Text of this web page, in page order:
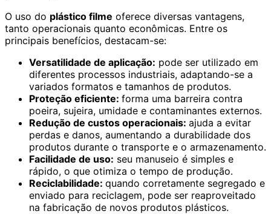
O uso do plástico filme oferece diversas vantagens,
tanto operacionais quanto econômicas. Entre os
principais benefícios, destacam-se:
Versatilidade de aplicação: pode ser utilizado em
diferentes processos industriais, adaptando-se a
variados formatos e tamanhos de produtos.
Proteção eficiente: forma uma barreira contra
poeira, sujeira, umidade e contaminantes externos.
Redução de custos operacionais: ajuda a evitar
perdas e danos, aumentando a durabilidade dos
produtos durante o transporte e o armazenamento.
Facilidade de uso: seu manuseio é simples e
rápido, o que otimiza o tempo de produção.
Reciclabilidade: quando corretamente segregado e
enviado para reciclagem, pode ser reaproveitado
na fabricação de novos produtos plásticos.